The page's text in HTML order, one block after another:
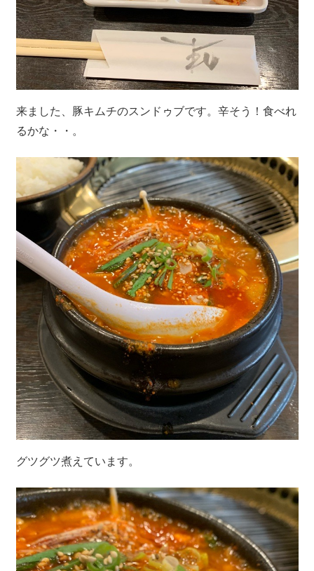
来ました、豚キムチのスンドゥブです。辛そう！食べれ
るかな・・。
グツグツ煮えています。